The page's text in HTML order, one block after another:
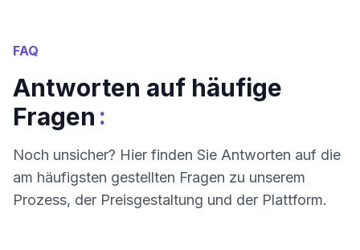
FAQ
Antworten auf häufige
Fragen :
Noch unsicher? Hier finden Sie Antworten auf die
am häufigsten gestellten Fragen zu unserem
Prozess, der Preisgestaltung und der Plattform.